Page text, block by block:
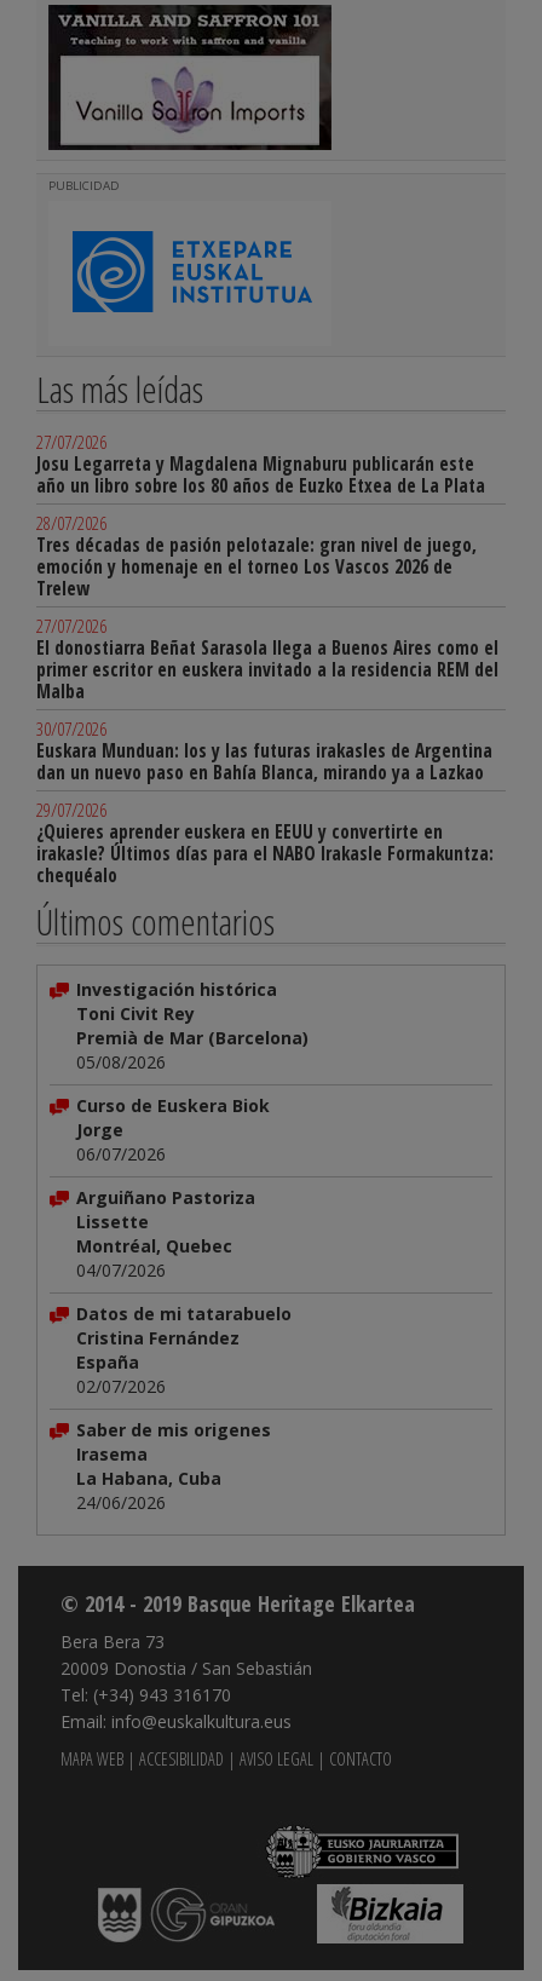
PUBLICIDAD
Las más leídas
27/07/2026
Josu Legarreta y Magdalena Mignaburu publicarán este
año un libro sobre los 80 años de Euzko Etxea de La Plata
28/07/2026
Tres décadas de pasión pelotazale: gran nivel de juego,
emoción y homenaje en el torneo Los Vascos 2026 de
Trelew
27/07/2026
El donostiarra Beñat Sarasola llega a Buenos Aires como el
primer escritor en euskera invitado a la residencia REM del
Malba
30/07/2026
Euskara Munduan: los y las futuras irakasles de Argentina
dan un nuevo paso en Bahía Blanca, mirando ya a Lazkao
29/07/2026
¿Quieres aprender euskera en EEUU y convertirte en
irakasle? Últimos días para el NABO Irakasle Formakuntza:
chequéalo
Últimos comentarios
Investigación histórica
Toni Civit Rey
Premià de Mar (Barcelona)
05/08/2026
Curso de Euskera Biok
Jorge
06/07/2026
Arguiñano Pastoriza
Lissette
Montréal, Quebec
04/07/2026
Datos de mi tatarabuelo
Cristina Fernández
España
02/07/2026
Saber de mis origenes
Irasema
La Habana, Cuba
24/06/2026
© 2014 - 2019 Basque Heritage Elkartea
Bera Bera 73
20009 Donostia / San Sebastián
Tel: (+34) 943 316170
Email: info@euskalkultura.eus
MAPA WEB | ACCESIBILIDAD | AVISO LEGAL | CONTACTO